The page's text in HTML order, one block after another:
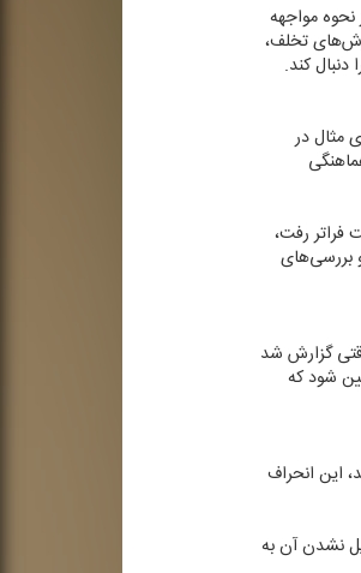
نحوه مواجهه
تخلف،
كند.
مثال در
فراتر رفت،
بررسی‌های
گزارش شد
شود كه
این انحراف
نشدن آن به